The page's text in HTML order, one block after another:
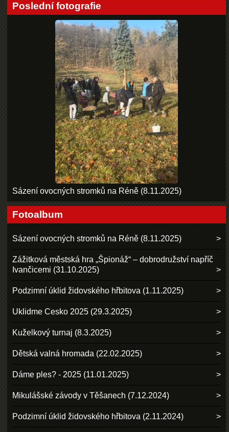
Poslední fotografie
Sázení ovocných stromků na Réně (8.11.2025)
Fotoalbum
Sázení ovocných stromků na Réně (8.11.2025)
Zážitková městská hra „Špionáž“ – dobrodružství napříč
Ivančicemi (31.10.2025)
Podzimní úklid židovského hřbitova (1.11.2025)
Uklidme Cesko 2025 (29.3.2025)
Kuželkový turnaj (8.3.2025)
Dětská valná hromada (22.02.2025)
Dáme ples? - 2025 (11.01.2025)
Mikulášské závody v Těšanech (7.12.2024)
Podzimní úklid židovského hřbitova (2.11.2024)